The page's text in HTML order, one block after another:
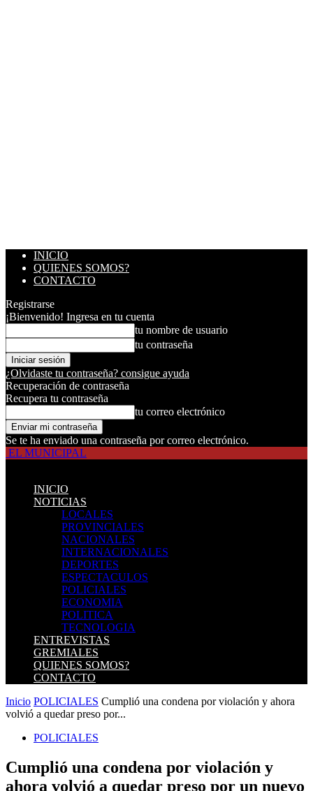
INICIO
QUIENES SOMOS?
CONTACTO
Registrarse
¡Bienvenido! Ingresa en tu cuenta
tu nombre de usuario
tu contraseña
¿Olvidaste tu contraseña? consigue ayuda
Recuperación de contraseña
Recupera tu contraseña
tu correo electrónico
Se te ha enviado una contraseña por correo electrónico.
EL MUNICIPAL
INICIO
NOTICIAS
LOCALES
PROVINCIALES
NACIONALES
INTERNACIONALES
DEPORTES
ESPECTACULOS
POLICIALES
ECONOMIA
POLITICA
TECNOLOGIA
ENTREVISTAS
GREMIALES
QUIENES SOMOS?
CONTACTO
Inicio POLICIALES Cumplió una condena por violación y ahora
volvió a quedar preso por...
POLICIALES
Cumplió una condena por violación y
ahora volvió a quedar preso por un nuevo